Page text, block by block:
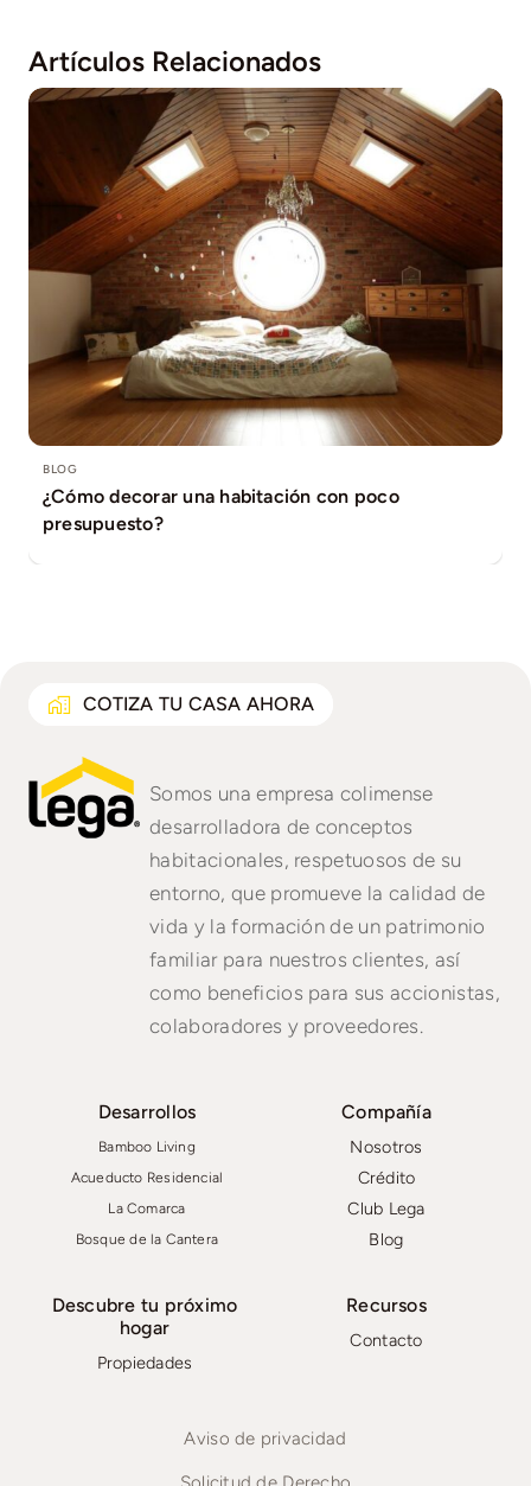
Artículos Relacionados
BLOG
¿Cómo hacer que tu habitación se vea más
grande?
BLOG
¿Cómo decorar una habitación con poco
presupuesto?
Como adecuar tu casa #PETFRIENDLY
COTIZA TU CASA AHORA
Somos una empresa colimense
desarrolladora de conceptos
habitacionales, respetuosos de su
entorno, que promueve la calidad de
vida y la formación de un patrimonio
familiar para nuestros clientes, así
como beneficios para sus accionistas,
colaboradores y proveedores.
Compañía
Nosotros
Crédito
Club Lega
Blog
Desarrollos
Bamboo Living
Acueducto Residencial
La Comarca
Bosque de la Cantera
Descubre tu próximo
hogar
Propiedades
Recursos
Contacto
Aviso de privacidad